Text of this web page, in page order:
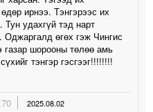
ирнээ. Тэнгэрээс их
Тун удахгүй тэд нарт
Оджаргалд өгөх гэж Чингис
газар шорооны төлөө амь
тэнгэр гэсгээг!!!!!!!!
2025.08.02